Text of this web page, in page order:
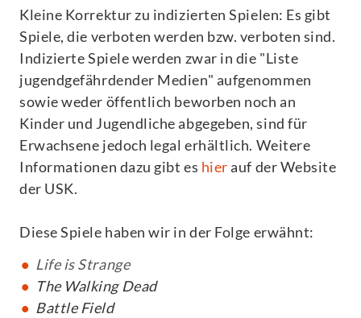
Kleine Korrektur zu indizierten Spielen: Es gibt
Spiele, die verboten werden bzw. verboten sind.
Indizierte Spiele werden zwar in die "Liste
jugendgefährdender Medien" aufgenommen
sowie weder öffentlich beworben noch an
Kinder und Jugendliche abgegeben, sind für
Erwachsene jedoch legal erhältlich. Weitere
Informationen dazu gibt es hierauf der Website
der USK.
Diese Spiele haben wir in der Folge erwähnt:
Life is Strange
The Walking Dead
Battle Field